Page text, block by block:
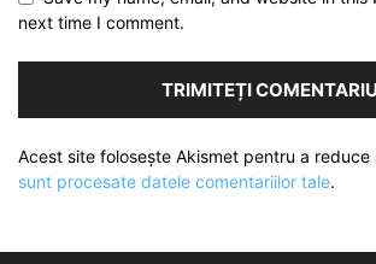
next time I comment.
Acest site folosește Akismet pentru a reduce
sunt procesate datele comentariilor tale.